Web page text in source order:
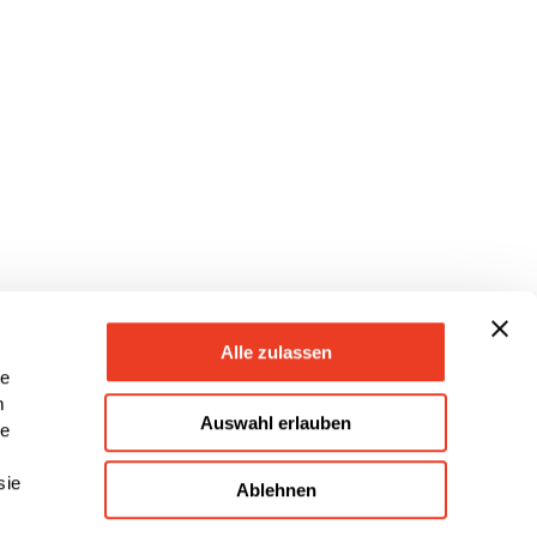
Alle zulassen
Auswahl erlauben
Ablehnen